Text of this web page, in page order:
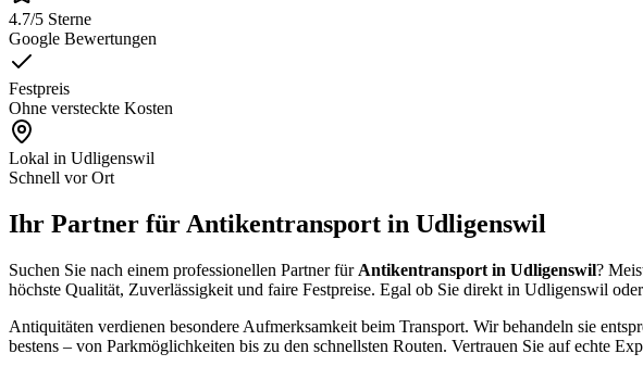
4.7/5 Sterne
Google Bewertungen
Festpreis
Ohne versteckte Kosten
Lokal in Udligenswil
Schnell vor Ort
Ihr Partner für Antikentransport in Udligenswil
Suchen Sie nach einem professionellen Partner für Antikentransport in Udligenswil?
höchste Qualität, Zuverlässigkeit und faire Festpreise. Egal ob Sie direkt in Udligenswil
Antiquitäten verdienen besondere Aufmerksamkeit beim Transport. Wir behandeln sie
bestens – von Parkmöglichkeiten bis zu den schnellsten Routen. Vertrauen Sie auf echte